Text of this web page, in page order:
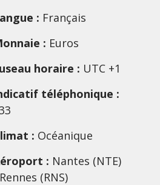
: Français
: Euros
horaire : UTC +1
téléphonique :
: Océanique
: Nantes (NTE)
(RNS)